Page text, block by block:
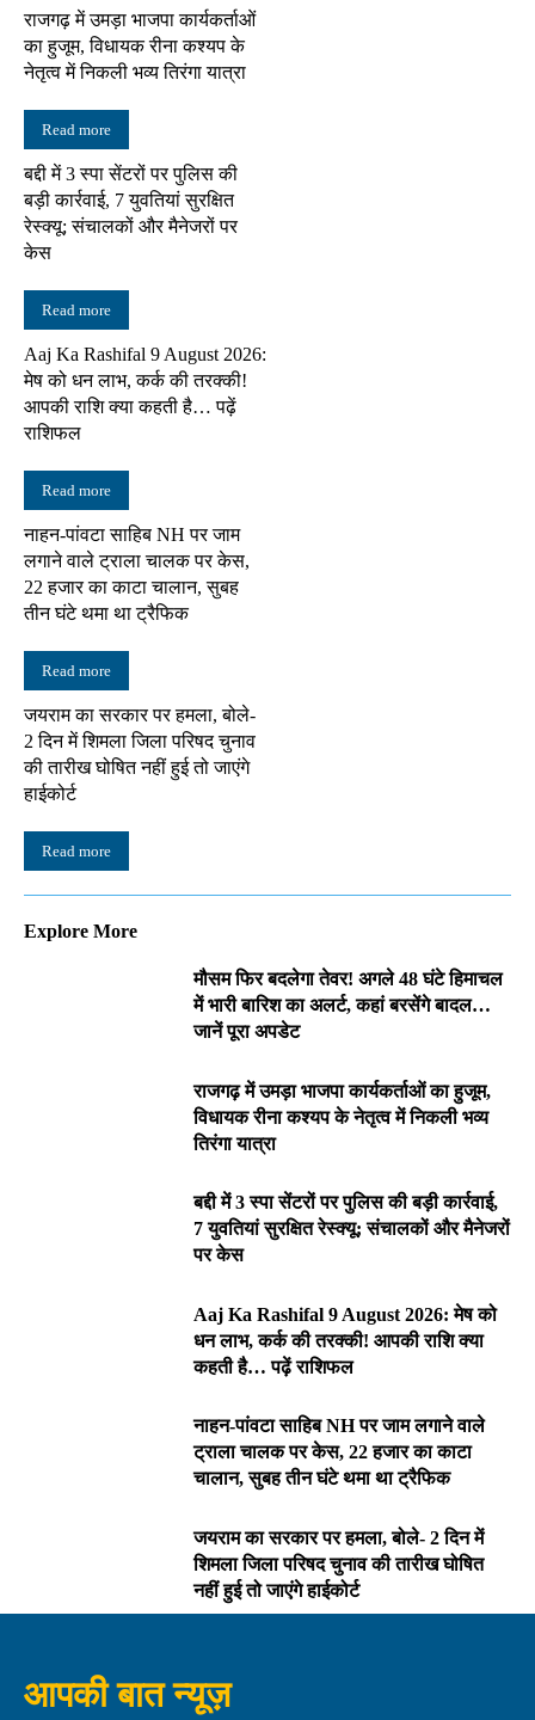
राजगढ़ में उमड़ा भाजपा कार्यकर्ताओं
का हुजूम, विधायक रीना कश्यप के
नेतृत्व में निकली भव्य तिरंगा यात्रा
Read more
बद्दी में 3 स्पा सेंटरों पर पुलिस की
बड़ी कार्रवाई, 7 युवतियां सुरक्षित
रेस्क्यू; संचालकों और मैनेजरों पर
केस
Read more
Aaj Ka Rashifal 9 August 2026:
मेष को धन लाभ, कर्क की तरक्की!
आपकी राशि क्या कहती है… पढ़ें
राशिफल
Read more
नाहन-पांवटा साहिब NH पर जाम
लगाने वाले ट्राला चालक पर केस,
22 हजार का काटा चालान, सुबह
तीन घंटे थमा था ट्रैफिक
Read more
जयराम का सरकार पर हमला, बोले-
2 दिन में शिमला जिला परिषद चुनाव
की तारीख घोषित नहीं हुई तो जाएंगे
हाईकोर्ट
Read more
Explore More
मौसम फिर बदलेगा तेवर! अगले 48 घंटे हिमाचल
में भारी बारिश का अलर्ट, कहां बरसेंगे बादल…
जानें पूरा अपडेट
राजगढ़ में उमड़ा भाजपा कार्यकर्ताओं का हुजूम,
विधायक रीना कश्यप के नेतृत्व में निकली भव्य
तिरंगा यात्रा
बद्दी में 3 स्पा सेंटरों पर पुलिस की बड़ी कार्रवाई,
7 युवतियां सुरक्षित रेस्क्यू; संचालकों और मैनेजरों
पर केस
Aaj Ka Rashifal 9 August 2026: मेष को
धन लाभ, कर्क की तरक्की! आपकी राशि क्या
कहती है… पढ़ें राशिफल
नाहन-पांवटा साहिब NH पर जाम लगाने वाले
ट्राला चालक पर केस, 22 हजार का काटा
चालान, सुबह तीन घंटे थमा था ट्रैफिक
जयराम का सरकार पर हमला, बोले- 2 दिन में
शिमला जिला परिषद चुनाव की तारीख घोषित
नहीं हुई तो जाएंगे हाईकोर्ट
आपकी बात न्यूज़